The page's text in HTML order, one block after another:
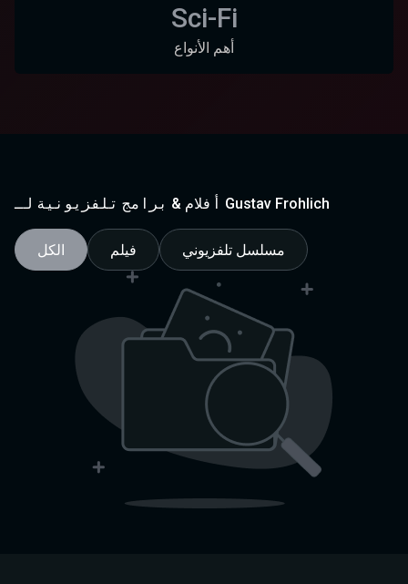
Sci-Fi
أهم الأنواع
أفلام & برامج تلفزيونية لـ Gustav Frohlich
الكل فيلم مسلسل تلفزيوني